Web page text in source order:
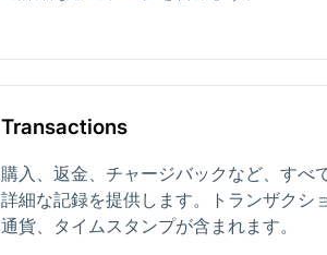
Transactions
購入、返金、チャージバックなど、すべ
詳細な記録を提供します。トランザクシ
通貨、タイムスタンプが含まれます。